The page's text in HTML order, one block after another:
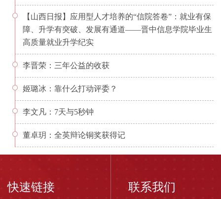
【山西日报】应用型人才培养的“信院答卷”：就业有保
障、升学有突破、发展有通道——晋中信息学院毕业生
高质量就业升学纪实
李晋荣：三年公益的收获
姬璐冰：靠什么打动评委？
李文凡：7天与5秒钟
董卓玥：全英辩论铜奖获得记
快速链接 联系我们